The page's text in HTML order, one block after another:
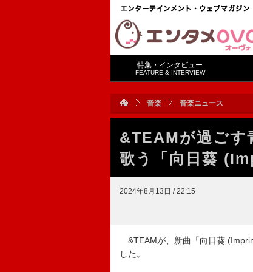
特集・インタビュー
FEATURE & INTERVIEW
音楽 音楽ニュース
&TEAMが過ごす
歌う「向日葵
2024年8月13日 / 22:15
&TEAMが、新曲「向日葵
した。